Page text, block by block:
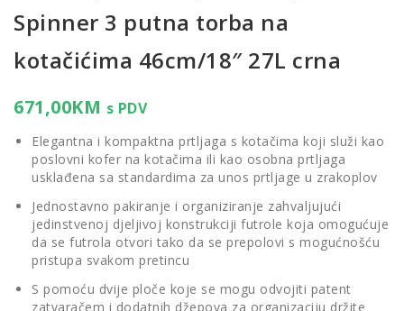
Spinner 3 putna torba na
kotačićima 46cm/18″ 27L crna
671,00KM s PDV
Elegantna i kompaktna prtljaga s kotačima koji služi kao
poslovni kofer na kotačima ili kao osobna prtljaga
usklađena sa standardima za unos prtljage u zrakoplov
Jednostavno pakiranje i organiziranje zahvaljujući
jedinstvenoj djeljivoj konstrukciji futrole koja omogućuje
da se futrola otvori tako da se prepolovi s mogućnošću
pristupa svakom pretincu
S pomoću dvije ploče koje se mogu odvojiti patent
zatvaračem i dodatnih džepova za organizaciju držite